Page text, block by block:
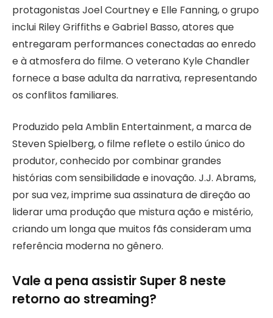
protagonistas Joel Courtney e Elle Fanning, o grupo
inclui Riley Griffiths e Gabriel Basso, atores que
entregaram performances conectadas ao enredo
e à atmosfera do filme. O veterano Kyle Chandler
fornece a base adulta da narrativa, representando
os conflitos familiares.
Produzido pela Amblin Entertainment, a marca de
Steven Spielberg, o filme reflete o estilo único do
produtor, conhecido por combinar grandes
histórias com sensibilidade e inovação. J.J. Abrams,
por sua vez, imprime sua assinatura de direção ao
liderar uma produção que mistura ação e mistério,
criando um longa que muitos fãs consideram uma
referência moderna no gênero.
Vale a pena assistir Super 8 neste
retorno ao streaming?